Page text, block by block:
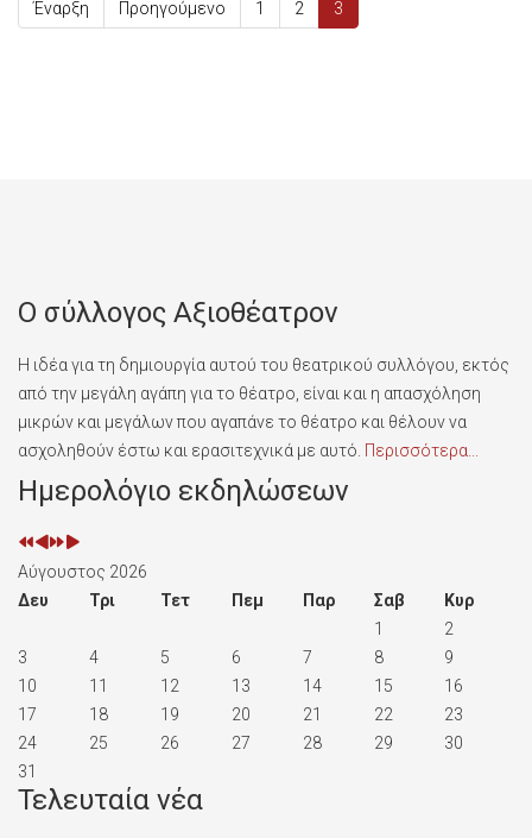
Έναρξη
Προηγούμενο 1 2 3
Ο σύλλογος Αξιοθέατρον
Η ιδέα για τη δημιουργία αυτού του θεατρικού συλλόγου, εκτός
από την μεγάλη αγάπη για το θέατρο, είναι και η απασχόληση
μικρών και μεγάλων που αγαπάνε το θέατρο και θέλουν να
ασχοληθούν έστω και ερασιτεχνικά με αυτό. Περισσότερα...
Ημερολόγιο εκδηλώσεων
Προηγούμενο
έτος
Προηγούμενος
μήνας
Επόμενο
έτος
Επόμενος
μήνας
Αύγουστος 2026
Δευ
Τρι Τετ Πεμ Παρ Σαβ
Κυρ
1
2
3
4 5 6 7 8
9
10
11 12 13 14 15
16
17
18 19 20 21 22
23
24
25 26 27 28 29
30
31
Τελευταία νέα